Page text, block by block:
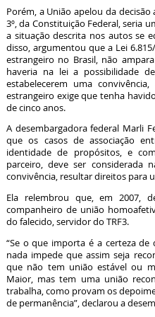
Porém, a União apelou da
3º, da Constituição Federal, seria
a situação descrita nos autos se
disso, argumentou que a Lei
estrangeiro no Brasil, não
haveria na lei a possibilidade
estabelecerem uma
estrangeiro exige que tenha
de cinco anos.
A desembargadora federal Marli
que os casos de associação
identidade de propósitos, e
parceiro, deve ser considerada
convivência, resultar direitos para
Ela relembrou que, em 2007,
companheiro de união
do falecido, servidor do TRF3.
“Se o que importa é a certeza de
nada impede que assim seja
que não tem união estável ou
Maior, mas tem uma união
trabalha, como provam os
de permanência”, declarou a